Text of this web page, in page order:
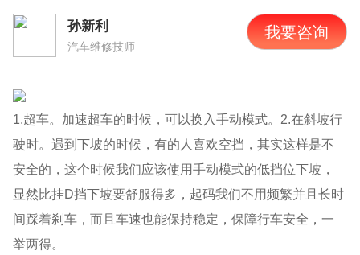
孙新利
汽车维修技师
我要咨询
1.超车。加速超车的时候，可以换入手动模式。2.在斜坡行
驶时。遇到下坡的时候，有的人喜欢空挡，其实这样是不
安全的，这个时候我们应该使用手动模式的低挡位下坡，
显然比挂D挡下坡要舒服得多，起码我们不用频繁并且长时
间踩着刹车，而且车速也能保持稳定，保障行车安全，一
举两得。